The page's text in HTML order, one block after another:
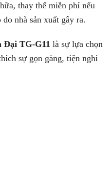
thay thế miễn phí nếu
nhà sản xuất gây ra.
Đại TG-G11 là sự lựa chọn
sự gọn gàng, tiện nghi